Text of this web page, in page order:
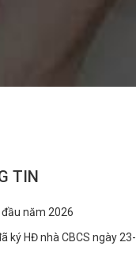
TIN
năm 2026
ký HĐ nhà CBCS ngày 23-